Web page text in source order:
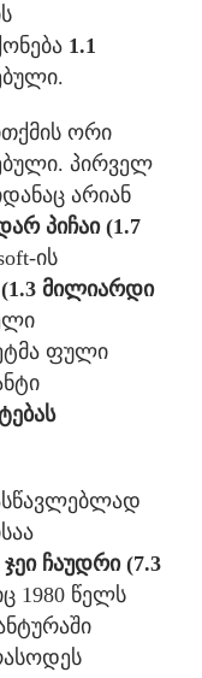
1.1
ორი
პირველ
არიან
პიჩაი (1.7
ის
მილიარდი
ფული
ჯეი ჩაუდრი (7.3
1980 წელს